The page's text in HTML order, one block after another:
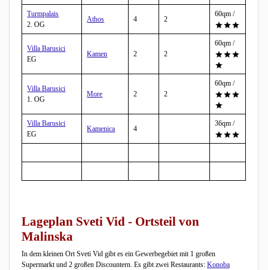
Turmpalais
2. OG
Athos 4 2
60qm /
Villa Barusici
EG
Kamen 2 2
60qm /
Villa Barusici
1. OG
More 2 2
60qm /
Villa Barusici
EG
Kamenica 4
36qm /
Lageplan Sveti Vid - Ortsteil von
Malinska
In dem kleinen Ort Sveti Vid gibt es ein Gewerbegebiet mit 1 großen
Supermarkt und 2 großen Discountern. Es gibt zwei Restaurants: Konoba